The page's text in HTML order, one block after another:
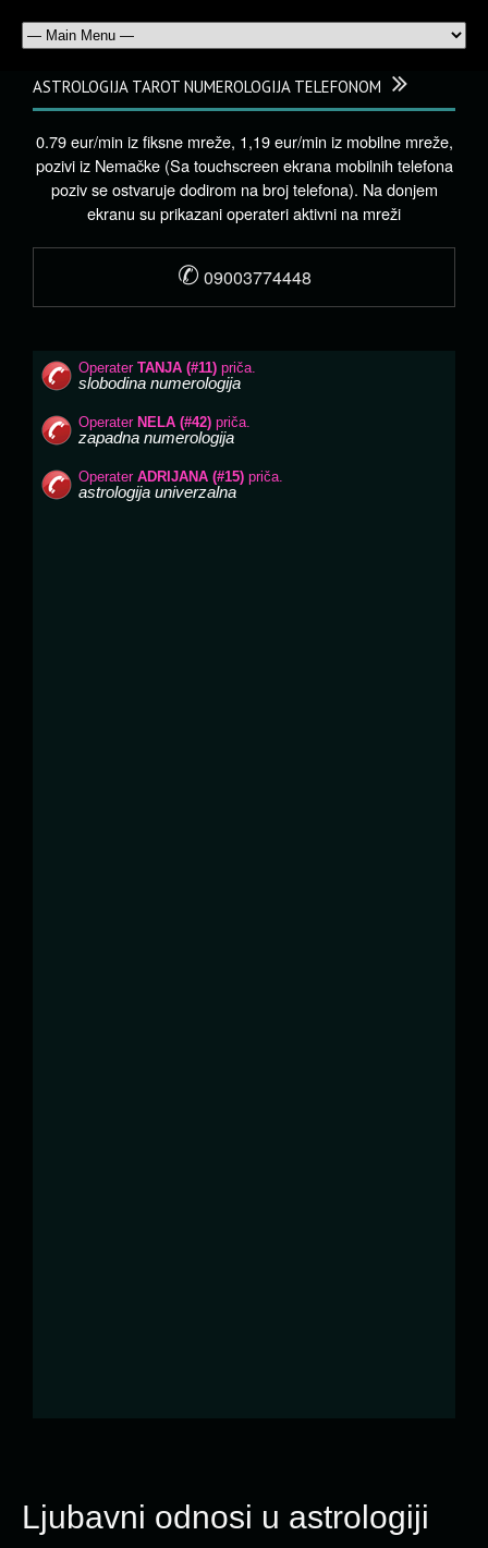
Ljubavni odnosi u astrologiji
ASTROLOGIJA TAROT NUMEROLOGIJA TELEFONOM
0.79 eur/min iz fiksne mreže, 1,19 eur/min iz mobilne mreže,
pozivi iz Nemačke (Sa touchscreen ekrana mobilnih telefona
poziv se ostvaruje dodirom na broj telefona). Na donjem
ekranu su prikazani operateri aktivni na mreži
✆ 09003774448